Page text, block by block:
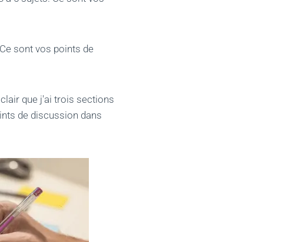
sont vos points de
que j'ai trois sections
de discussion dans